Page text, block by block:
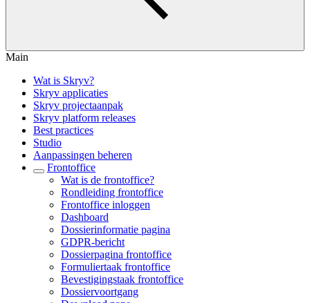
Main
Wat is Skryv?
Skryv applicaties
Skryv projectaanpak
Skryv platform releases
Best practices
Studio
Aanpassingen beheren
Frontoffice
Wat is de frontoffice?
Rondleiding frontoffice
Frontoffice inloggen
Dashboard
Dossierinformatie pagina
GDPR-bericht
Dossierpagina frontoffice
Formuliertaak frontoffice
Bevestigingstaak frontoffice
Dossiervoortgang